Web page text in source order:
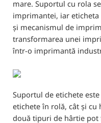
mare. Suportul cu rola
imprimantei, iar
și mecanismul de
transformarea unei
într-o imprimantă
Suportul de etichete
etichete în rolă, cât și cu
două tipuri de hârtie pot